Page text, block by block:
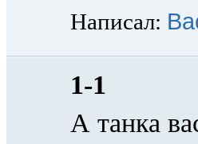
Написал:
1-1
А танка